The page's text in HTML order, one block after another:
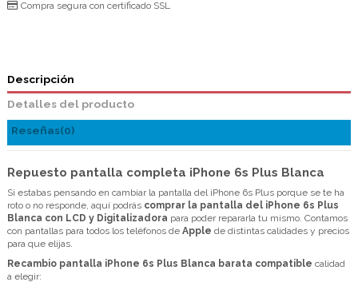
Compra segura con certificado SSL
Descripción
Detalles del producto
Reseñas(0)
Repuesto pantalla completa iPhone 6s Plus Blanca
Si estabas pensando en cambiar la pantalla del iPhone 6s Plus porque se te ha
roto o no responde, aquí podrás comprar la pantalla del iPhone 6s Plus
Blanca con LCD y Digitalizadora para poder repararla tu mismo. Contamos
con pantallas para todos los teléfonos de Apple de distintas calidades y precios
para que elijas.
Recambio pantalla iPhone 6s Plus Blanca barata compatible calidad
a elegir: